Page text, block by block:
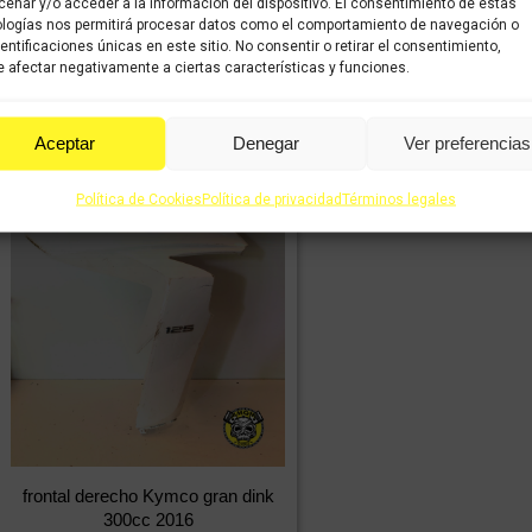
nos permitirá procesar datos como el comportamiento de navegación o
únicas en este sitio. No consentir o retirar el consentimiento,
afectar negativamente a ciertas características y funciones.
Aceptar Denegar Ver preferencias
Política de CookiesPolítica de privacidadTérminos legales
Comprar
incluido
frontal derecho Kymco gran dink
300cc 2016